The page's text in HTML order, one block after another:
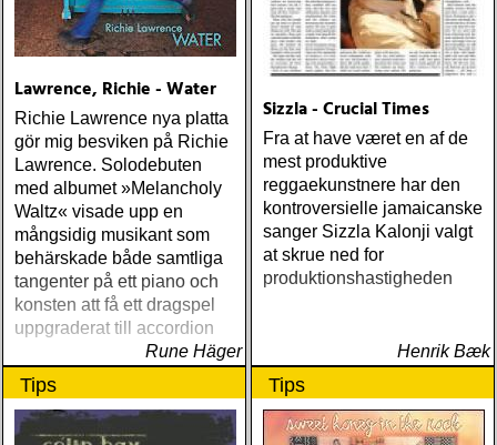
Lawrence, Richie - Water
Richie Lawrence nya platta
gör mig besviken på Richie
Lawrence. Solodebuten
med albumet »Melancholy
Waltz« visade upp en
mångsidig musikant som
behärskade både samtliga
tangenter på ett piano och
konsten att få ett dragspel
uppgraderat till accordion
Rune Häger
Sizzla - Crucial Times
Fra at have været en af de
mest produktive
reggaekunstnere har den
kontroversielle jamaicanske
sanger Sizzla Kalonji valgt
at skrue ned for
produktionshastigheden
Henrik Bæk
Tips Tips